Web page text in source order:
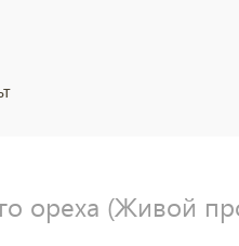
ореха (Живой